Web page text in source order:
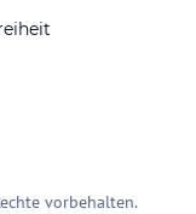
vorbehalten.